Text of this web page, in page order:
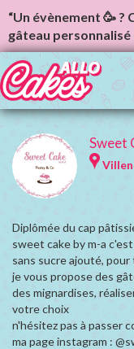
“Un évènement 🥳
gâteau
Sweet
Diplômée du cap
sweet cake by m-a
sans sucre ajouté,
je vous propose des
des mignardises,
votre choix
n'hésitez pas à passer
ma page instagram :